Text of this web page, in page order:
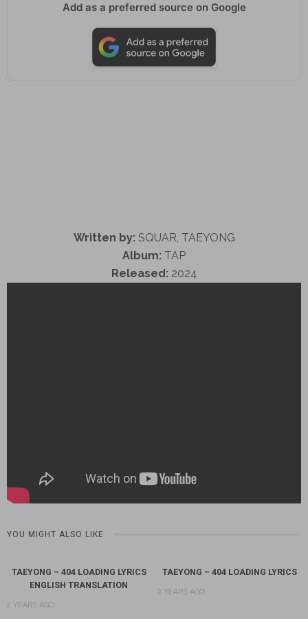
Add as a preferred source on Google
Written by: SQUAR, TAEYONG
Album: TAP
Released: 2024
YOU MIGHT ALSO LIKE
TAEYONG – 404 LOADING LYRICS
ENGLISH TRANSLATION
2 YEARS AGO
TAEYONG – 404 LOADING LYRICS
2 YEARS AGO